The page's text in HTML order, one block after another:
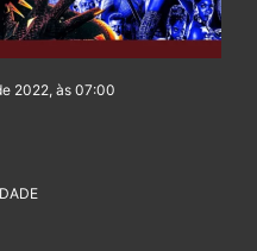
2022, às 07:00